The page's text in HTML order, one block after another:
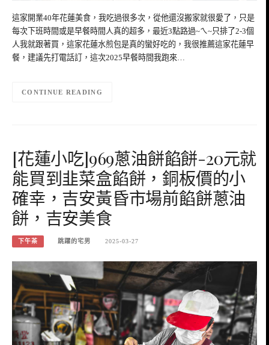
這家開業40年花蓮美食，我吃過很多次，從他還沒搬家就很愛了，只是
每次下班時間或是早餐時間人真的超多，最近3點路過~ㄟ~只排了2-3個
人我就跟著買，這家花蓮水煎包是真的蠻好吃的，我很推薦這家花蓮早
餐，建議先打電話訂，這次2025早餐時間我跑來…
CONTINUE READING
[花蓮小吃]969蔥油餅餡餅-20元就
能買到韭菜盒餡餅，銅板價的小
確幸，吉安黃昏市場前餡餅蔥油
餅，吉安美食
下午茶 跳躍的宅男 2025-03-27